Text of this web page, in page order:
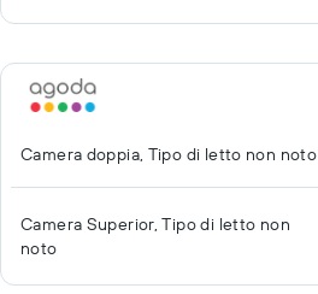
Camera doppia, Tipo di letto non noto
Camera Superior, Tipo di letto non
noto